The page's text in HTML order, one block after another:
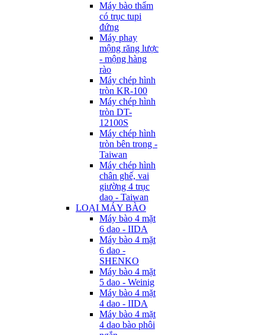
Máy bào thẩm
có trục tupi
đứng
Máy phay
mộng răng lược
- mộng hàng
rào
Máy chép hình
tròn KR-100
Máy chép hình
tròn DT-
12100S
Máy chép hình
tròn bên trong -
Taiwan
Máy chép hình
chân ghế, vai
giường 4 trục
dao - Taiwan
LOẠI MÁY BÀO
Máy bào 4 mặt
6 dao - IIDA
Máy bào 4 mặt
6 dao -
SHENKO
Máy bào 4 mặt
5 dao - Weinig
Máy bào 4 mặt
4 dao - IIDA
Máy bào 4 mặt
4 dao bào phôi